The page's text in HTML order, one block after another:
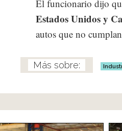
El funcionario dijo
Estados Unidos y
autos que no